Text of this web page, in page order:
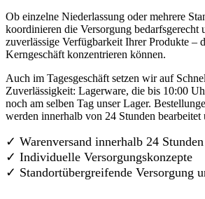
Ob einzelne Niederlassung oder mehrere
koordinieren die Versorgung bedarfsgerecht
zuverlässige Verfügbarkeit Ihrer Produkte –
Kerngeschäft konzentrieren können.
Auch im Tagesgeschäft setzen wir auf
Zuverlässigkeit: Lagerware, die bis 10:00
noch am selben Tag unser Lager.
werden innerhalb von 24 Stunden bearbeitet
✓ Warenversand innerhalb 24 Stunden
✓ Individuelle Versorgungskonzepte
✓ Standortübergreifende Versorgung